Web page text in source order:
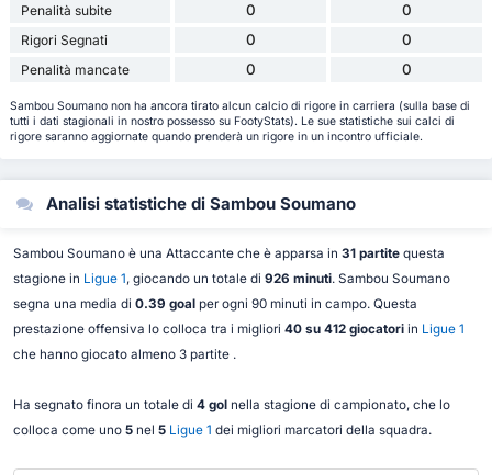
Penalità subite 0 0
Rigori Segnati 0 0
Penalità mancate 0 0
Sambou Soumano non ha ancora tirato alcun calcio di rigore in carriera (sulla base di
tutti i dati stagionali in nostro possesso su FootyStats). Le sue statistiche sui calci di
rigore saranno aggiornate quando prenderà un rigore in un incontro ufficiale.
Analisi statistiche di Sambou Soumano
Sambou Soumano è una Attaccante che è apparsa in 31 partitequesta
stagione in Ligue 1, giocando un totale di 926 minuti. Sambou Soumano
segna una media di 0.39 goalper ogni 90 minuti in campo. Questa
prestazione offensiva lo colloca tra i migliori 40 su 412 giocatoriin Ligue 1
che hanno giocato almeno 3 partite .
Ha segnato finora un totale di 4 golnella stagione di campionato, che lo
colloca come uno 5nel 5 Ligue 1 dei migliori marcatori della squadra.